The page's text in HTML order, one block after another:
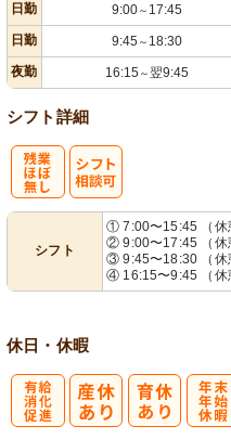
日勤 9:00～ 17:45
日勤 9:45 ～ 18:30
夜勤 16:15 ～翌9:45
シフト詳細
シフト
① 7:00〜15:45 （休
② 9:00〜17:45 （休
③ 9:45〜18:30 （休
④ 16:15〜9:45 （休
休日・休暇